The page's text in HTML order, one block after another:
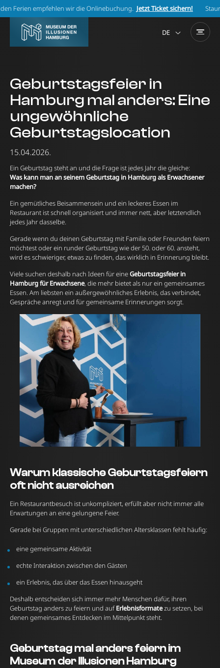
wir die Onlinebuchung.Jetzt Ticket sichern! Staunen statt
DE
Geburtstagsfeier in
Hamburg mal anders: Eine
ungewöhnliche
Geburtstagslocation
15.04.2026.
Ein Geburtstag steht an und die Frage ist jedes Jahr die gleiche:
Was kann man an seinem Geburtstag in Hamburg als Erwachsener
machen?
Ein gemütliches Beisammensein und ein leckeres Essen im
Restaurant ist schnell organisiert und immer nett, aber letztendlich
jedes Jahr dasselbe.
Gerade wenn du deinen Geburtstag mit Familie oder Freunden feiern
möchtest oder ein runder Geburtstag wie der 50. oder 60. ansteht,
wird es schwieriger, etwas zu finden, das wirklich in Erinnerung bleibt.
Viele suchen deshalb nach Ideen für eineGeburtstagsfeier in
Hamburg für Erwachsene, die mehr bietet als nur ein gemeinsames
Essen. Am liebsten ein außergewöhnliches Erlebnis, das verbindet,
Gespräche anregt und für gemeinsame Erinnerungen sorgt.
Warum klassische Geburtstagsfeiern
oft nicht ausreichen
Ein Restaurantbesuch ist unkompliziert, erfüllt aber nicht immer alle
Erwartungen an eine gelungene Feier.
Gerade bei Gruppen mit unterschiedlichen Altersklassen fehlt häufig:
eine gemeinsame Aktivität
echte Interaktion zwischen den Gästen
ein Erlebnis, das über das Essen hinausgeht
Deshalb entscheiden sich immer mehr Menschen dafür, ihren
Geburtstag anders zu feiern und aufErlebnisformatezu setzen, bei
denen gemeinsames Entdecken im Mittelpunkt steht.
Geburtstag mal anders feiern im
Museum der Illusionen Hamburg